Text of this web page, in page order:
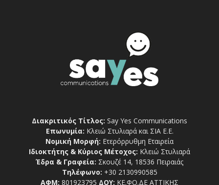
Διακριτικός Τίτλος: Say Yes Communications
Επωνυμία: Κλειώ Στυλιαρά και ΣΙΑ Ε.Ε.
Νομική Μορφή: Ετερόρρυθμη Εταιρεία
Ιδιοκτήτης & Κύριος Μέτοχος: Κλειώ Στυλιαρά
Έδρα & Γραφεία: Σκουζέ 14, 18536 Πειραιάς
Τηλέφωνο: +30 2130990585
ΑΦΜ: 801923795 ΔΟΥ: ΚΕ.ΦΟ.ΔΕ ΑΤΤΙΚΗΣ